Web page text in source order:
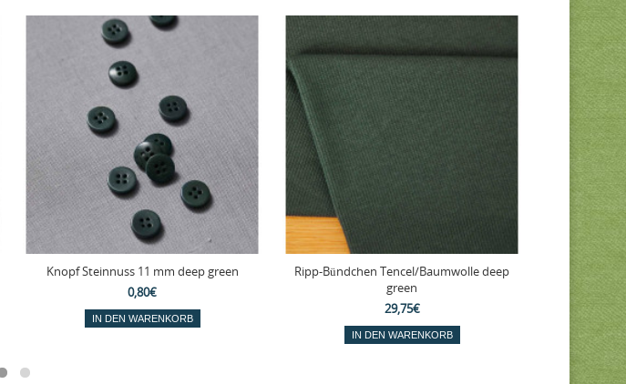
Knopf Steinnuss 11 mm deep green
0,80€
IN DEN WARENKORB
Ripp-Bündchen Tencel/Baumwolle deep
green
29,75€
IN DEN WARENKORB
Reststück
IN